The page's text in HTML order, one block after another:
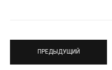
ПРЕДЫДУЩИЙ